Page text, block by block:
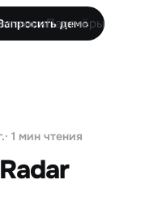
Партнёры
демо
· 1 мин чтения